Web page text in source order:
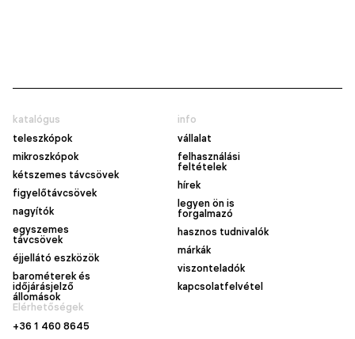
katalógus
teleszkópok
mikroszkópok
kétszemes távcsövek
figyelőtávcsövek
nagyítók
egyszemes
távcsövek
éjjellátó eszközök
barométerek és
időjárásjelző
állomások
info
vállalat
felhasználási
feltételek
hírek
legyen ön is
forgalmazó
hasznos tudnivalók
márkák
viszonteladók
kapcsolatfelvétel
Elérhetőségek
+36 1 460 8645